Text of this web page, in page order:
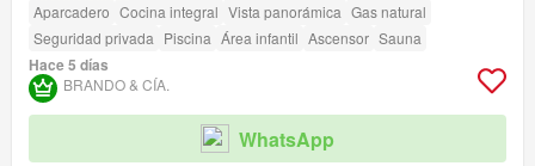
Aparcadero Cocina integral Vista panorámica Gas natural
Seguridad privada Piscina Área infantil Ascensor Sauna
Hace 5 días
BRANDO & CÍA.
WhatsApp